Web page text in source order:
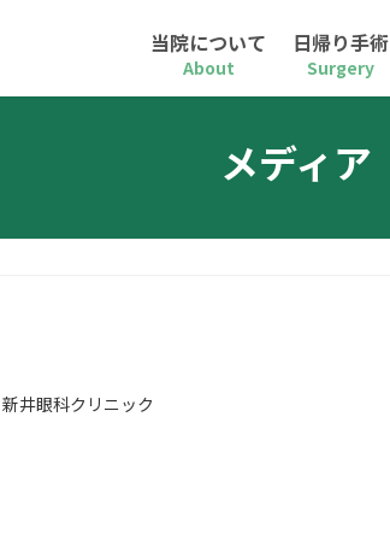
当院について
About
日帰り手術
Surgery
メディア
新井眼科クリニック